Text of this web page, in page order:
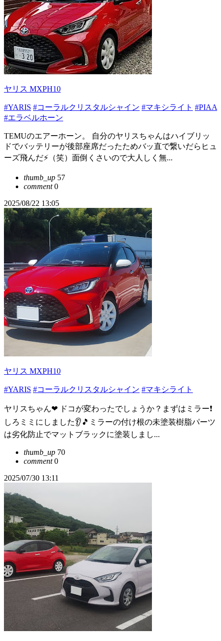
ヤリス MXPH10
#YARIS #コーラルクリスタルシャイン #マキシライト #PIAA
#エラベルホーン
TEMUのエアーホーン。 自分のヤリスちゃんはハイブリッ
ドでバッテリーが後部座席だったためバッ直で繋いだらヒュ
ーズ飛んだ⚡️（笑）面倒くさいので大人しく無...
thumb_up 57
comment0
2025/08/22 13:05
ヤリス MXPH10
#YARIS #コーラルクリスタルシャイン #マキシライト
ヤリスちゃん❤ ドコが変わったでしょうか？まずはミラー❗️
しろミミにしました👂️🎵ミラーの付け根の未塗装樹脂パーツ
は劣化防止でマットブラックに塗装しまし...
thumb_up 70
comment0
2025/07/30 13:11